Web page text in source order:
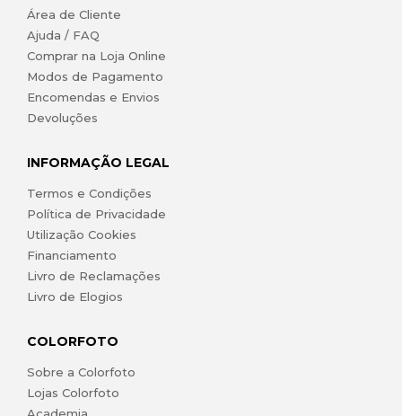
Área de Cliente
Ajuda / FAQ
Comprar na Loja Online
Modos de Pagamento
Encomendas e Envios
Devoluções
INFORMAÇÃO LEGAL
Termos e Condições
Política de Privacidade
Utilização Cookies
Financiamento
Livro de Reclamações
Livro de Elogios
COLORFOTO
Sobre a Colorfoto
Lojas Colorfoto
Academia